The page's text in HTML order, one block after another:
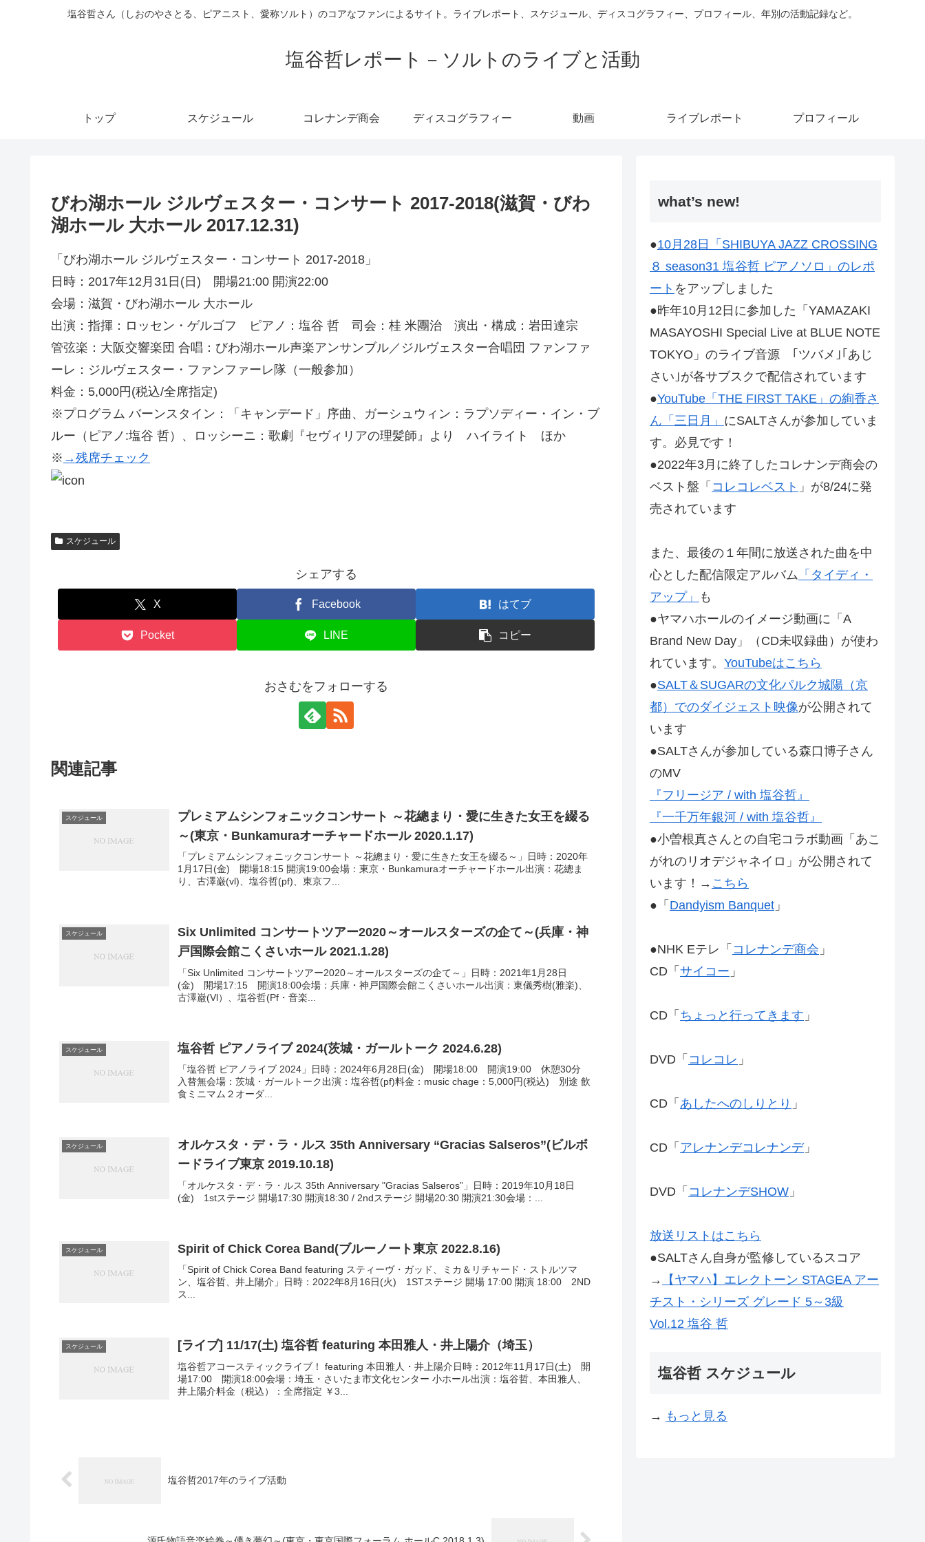
塩谷哲さん（しおのやさとる、ピアニスト、愛称ソルト）のコアなファンによるサイト。ライブレポート、スケジュール、ディスコグラフィー、プロフィール、年別の活動記録など。
塩谷哲レポート－ソルトのライブと活動
トップ スケジュール コレナンデ商会 ディスコグラフィー 動画 ライブレポート プロフィール
びわ湖ホール ジルヴェスター・コンサート 2017-2018(滋賀・びわ
湖ホール 大ホール 2017.12.31)
「びわ湖ホール ジルヴェスター・コンサート 2017-2018」
日時：2017年12月31日(日) 開場21:00 開演22:00
会場：滋賀・びわ湖ホール 大ホール
出演：指揮：ロッセン・ゲルゴフ ピアノ：塩谷 哲 司会：桂 米團治 演出・構成：岩田達宗
管弦楽：大阪交響楽団 合唱：びわ湖ホール声楽アンサンブル／ジルヴェスター合唱団 ファンファ
ーレ：ジルヴェスター・ファンファーレ隊（一般参加）
料金：5,000円(税込/全席指定)
※プログラム バーンスタイン：「キャンデード」序曲、ガーシュウィン：ラプソディー・イン・ブ
ルー（ピアノ:塩谷 哲）、ロッシーニ：歌劇『セヴィリアの理髪師』より ハイライト ほか
※ →残席チェック
スケジュール
シェアする
X Facebook はてブ
Pocket LINE コピー
おさむをフォローする
関連記事
スケジュール
プレミアムシンフォニックコンサート ～花總まり・愛に生きた女王を綴る
～(東京・Bunkamuraオーチャードホール 2020.1.17)
「プレミアムシンフォニックコンサート ～花總まり・愛に生きた女王を綴る～」日時：2020年
1月17日(金) 開場18:15 開演19:00会場：東京・Bunkamuraオーチャードホール出演：花總ま
り、古澤巌(vl)、塩谷哲(pf)、東京フ...
スケジュール
Six Unlimited コンサートツアー2020～オールスターズの企て～(兵庫・神
戸国際会館こくさいホール 2021.1.28)
「Six Unlimited コンサートツアー2020～オールスターズの企て～」日時：2021年1月28日
(金) 開場17:15 開演18:00会場：兵庫・神戸国際会館こくさいホール出演：東儀秀樹(雅楽)、
古澤巌(Vl）、塩谷哲(Pf・音楽...
スケジュール 塩谷哲 ピアノライブ 2024(茨城・ガールトーク 2024.6.28)
「塩谷哲 ピアノライブ 2024」日時：2024年6月28日(金) 開場18:00 開演19:00 休憩30分
入替無会場：茨城・ガールトーク出演：塩谷哲(pf)料金：music chage：5,000円(税込) 別途 飲
食ミニマム２オーダ...
スケジュール
オルケスタ・デ・ラ・ルス 35th Anniversary “Gracias Salseros”(ビルボ
ードライブ東京 2019.10.18)
「オルケスタ・デ・ラ・ルス 35th Anniversary "Gracias Salseros”」日時：2019年10月18日
(金) 1stステージ 開場17:30 開演18:30 / 2ndステージ 開場20:30 開演21:30会場：...
スケジュール Spirit of Chick Corea Band(ブルーノート東京 2022.8.16)
「Spirit of Chick Corea Band featuring スティーヴ・ガッド、ミカ＆リチャード・ストルツマ
ン、塩谷哲、井上陽介」日時：2022年8月16日(火) 1STステージ 開場 17:00 開演 18:00 2ND
ス...
スケジュール [ライブ] 11/17(土) 塩谷哲 featuring 本田雅人・井上陽介（埼玉）
塩谷哲アコースティックライブ！ featuring 本田雅人・井上陽介日時：2012年11月17日(土) 開
場17:00 開演18:00会場：埼玉・さいたま市文化センター 小ホール出演：塩谷哲、本田雅人、
井上陽介料金（税込）：全席指定 ￥3...
塩谷哲2017年のライブ活動
what’s new!
●10月28日「SHIBUYA JAZZ CROSSING
８ season31 塩谷哲 ピアノソロ」のレポ
ート をアップしました
●昨年10月12日に参加した「YAMAZAKI
MASAYOSHI Special Live at BLUE NOTE
TOKYO」のライブ音源 ｢ツバメ｣｢あじ
さい｣が各サブスクで配信されています
●YouTube「THE FIRST TAKE」の絢香さ
ん「三日月」 にSALTさんが参加していま
す。必見です！
●2022年3月に終了したコレナンデ商会の
ベスト盤「 コレコレベスト 」が8/24に発
売されています
また、最後の１年間に放送された曲を中
心とした配信限定アルバム 「タイディ・
アップ」
も
●ヤマハホールのイメージ動画に「A
Brand New Day」（CD未収録曲）が使わ
れています。 YouTubeはこちら
●SALT＆SUGARの文化パルク城陽（京
都）でのダイジェスト映像が公開されて
います
●SALTさんが参加している森口博子さん
のMV
『フリージア / with 塩谷哲』
『一千万年銀河 / with 塩谷哲』
●小曽根真さんとの自宅コラボ動画「あこ
がれのリオデジャネイロ」が公開されて
います！→ こちら
●「 Dandyism Banquet 」
●NHK Eテレ「 コレナンデ商会 」
CD「 サイコー 」
CD「 ちょっと行ってきます 」
DVD「 コレコレ 」
CD「 あしたへのしりとり 」
CD「 アレナンデコレナンデ」
DVD「 コレナンデSHOW 」
放送リストはこちら
●SALTさん自身が監修しているスコア
→
【ヤマハ】エレクトーン STAGEA アー
チスト・シリーズ グレード 5～3級
Vol.12 塩谷 哲
塩谷哲 スケジュール
→ もっと見る